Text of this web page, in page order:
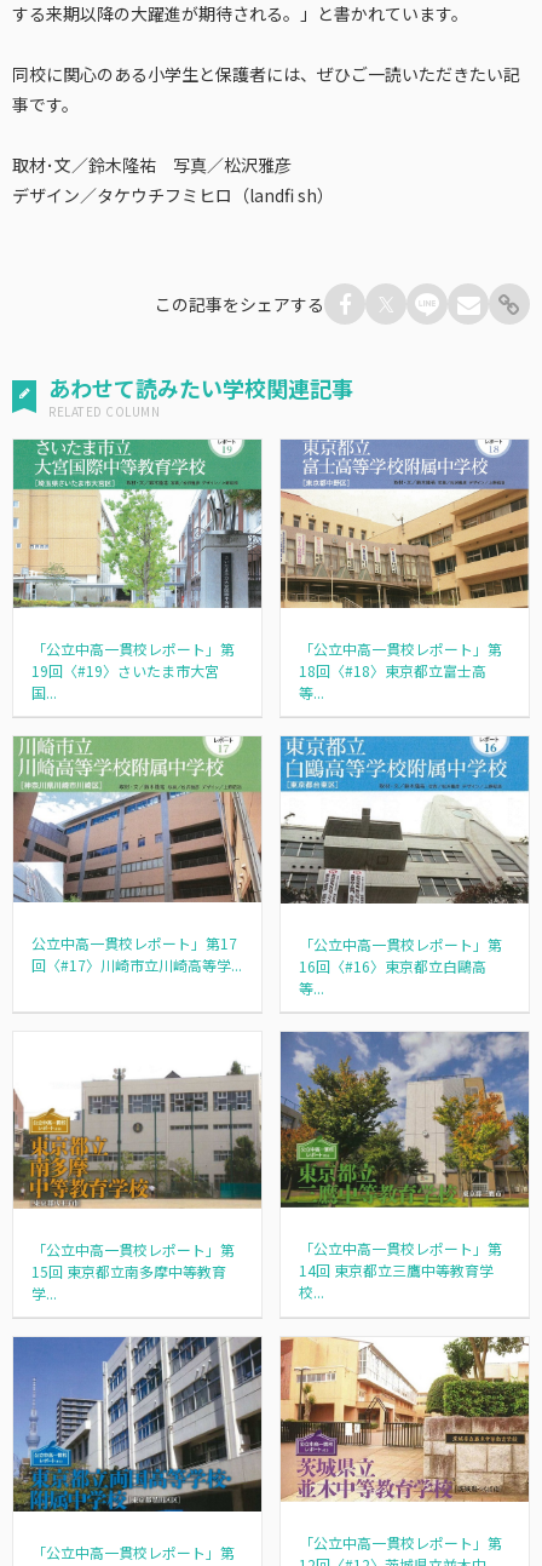
する来期以降の大躍進が期待される。」と書かれています。
同校に関心のある小学生と保護者には、ぜひご一読いただきたい記
事です。
取材･文／鈴木隆祐 写真／松沢雅彦
デザイン／タケウチフミヒロ（landfi sh）
この記事をシェアする
あわせて読みたい学校関連記事
「公立中高一貫校レポート」第
19回〈#19〉さいたま市大宮
国...
「公立中高一貫校レポート」第
18回〈#18〉東京都立富士高
等...
公立中高一貫校レポート」第17
回〈#17〉川崎市立川崎高等学...
「公立中高一貫校レポート」第
16回〈#16〉東京都立白鷗高
等...
「公立中高一貫校レポート」第
15回 東京都立南多摩中等教育
学...
「公立中高一貫校レポート」第
14回 東京都立三鷹中等教育学
校...
「公立中高一貫校レポート」第
「公立中高一貫校レポート」第